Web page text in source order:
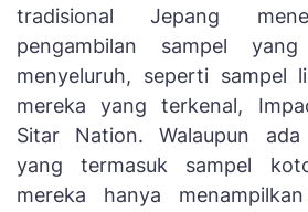
tradisional Jepang
pengambilan sampel
menyeluruh, seperti sampel
mereka yang terkenal,
Sitar Nation. Walaupun
yang termasuk sampel
mereka hanya